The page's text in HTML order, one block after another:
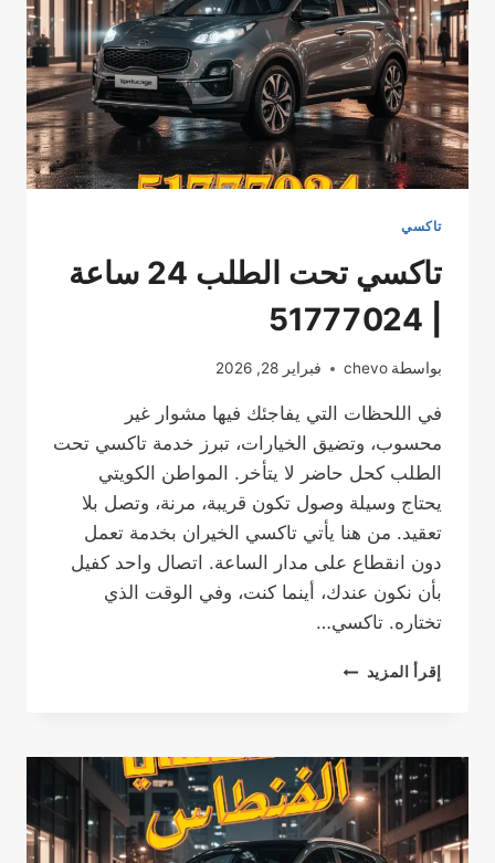
الخيران
تاكسي
تاكسي تحت الطلب 24 ساعة
بواسطة chevo فبراير 28, 2026
في اللحظات التي يفاجئك فيها مشوار غير
محسوب، وتضيق الخيارات، تبرز خدمة تاكسي تحت
الطلب كحل حاضر لا يتأخر. المواطن الكويتي
يحتاج وسيلة وصول تكون قريبة، مرنة، وتصل بلا
تعقيد. من هنا يأتي تاكسي الخيران بخدمة تعمل
دون انقطاع على مدار الساعة. اتصال واحد كفيل
بأن نكون عندك، أينما كنت، وفي الوقت الذي
تختاره. تاكسي…
إقرأ المزيد تاكسي
ساعة
|
51777024